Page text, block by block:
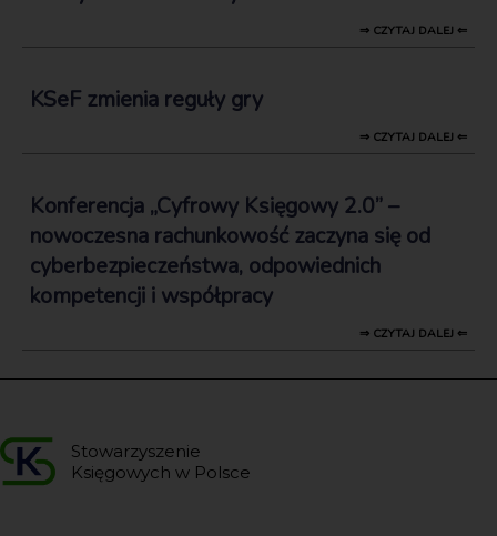
⇒ CZYTAJ DALEJ ⇐
KSeF zmienia reguły gry
⇒ CZYTAJ DALEJ ⇐
Konferencja „Cyfrowy Księgowy 2.0” –
nowoczesna rachunkowość zaczyna się od
cyberbezpieczeństwa, odpowiednich
kompetencji i współpracy
⇒ CZYTAJ DALEJ ⇐
Stowarzyszenie
Księgowych w Polsce